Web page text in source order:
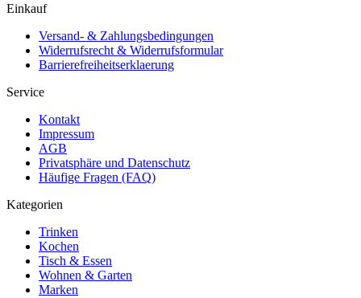
Einkauf
Versand- & Zahlungsbedingungen
Widerrufsrecht & Widerrufsformular
Barrierefreiheitserklaerung
Service
Kontakt
Impressum
AGB
Privatsphäre und Datenschutz
Häufige Fragen (FAQ)
Kategorien
Trinken
Kochen
Tisch & Essen
Wohnen & Garten
Marken